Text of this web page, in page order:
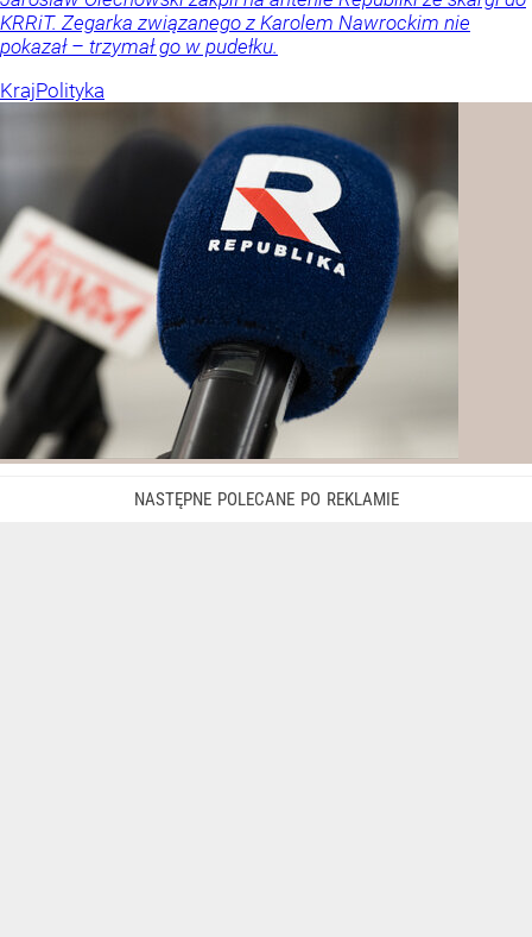
KRRiT. Zegarka związanego z Karolem Nawrockim nie
pokazał – trzymał go w pudełku.
KrajPolityka